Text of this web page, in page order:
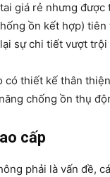
giá rẻ nhưng được
ồn kết hợp) tiên
sự chi tiết vượt trội
có thiết kế thân
chống ồn thụ
cấp
phải là vấn đề,